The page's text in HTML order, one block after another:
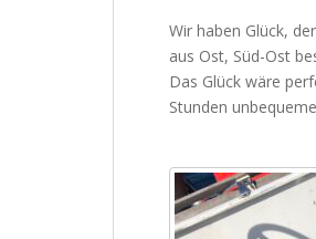
Wir haben Glück,
aus Ost, Süd-Ost
Das Glück wäre
Stunden